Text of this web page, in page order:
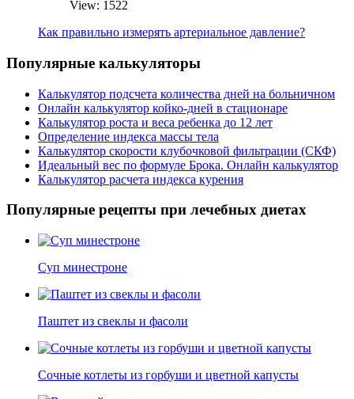
View: 1522
Как правильно измерять артериальное давление?
Популярные калькуляторы
Калькулятор подсчета количества дней на больничном
Онлайн калькулятор койко-дней в стационаре
Калькулятор роста и веса ребенка до 12 лет
Определение индекса массы тела
Калькулятор скорости клубочковой фильтрации (СКФ)
Идеальный вес по формуле Брока. Онлайн калькулятор
Калькулятор расчета индекса курения
Популярные рецепты при лечебных диетах
Суп минестроне
Паштет из свеклы и фасоли
Сочные котлеты из горбуши и цветной капусты